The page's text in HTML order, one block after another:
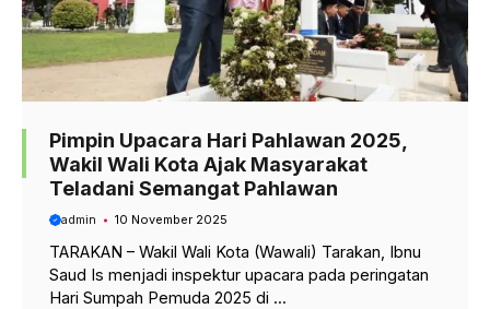
Pimpin Upacara Hari Pahlawan 2025,
Wakil Wali Kota Ajak Masyarakat
Teladani Semangat Pahlawan
admin 10 November 2025
TARAKAN – Wakil Wali Kota (Wawali) Tarakan, Ibnu
Saud Is menjadi inspektur upacara pada peringatan
Hari Sumpah Pemuda 2025 di ...